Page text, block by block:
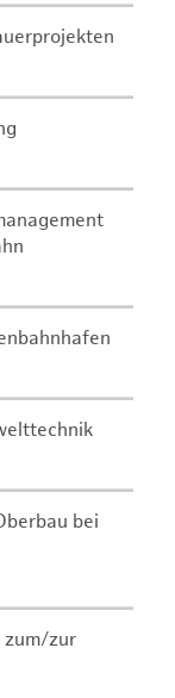
bei
zum/zur